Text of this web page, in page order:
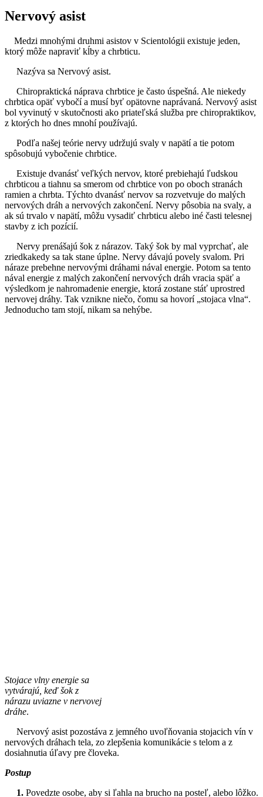
Nervový asist
Medzi mnohými druhmi asistov v Scientológii existuje jeden,
ktorý môže napraviť kĺby a chrbticu.
Nazýva sa Nervový asist.
Chiropraktická náprava chrbtice je často úspešná. Ale niekedy
chrbtica opäť vybočí a musí byť opätovne naprávaná. Nervový asist
bol vyvinutý v skutočnosti ako priateľská služba pre chiropraktikov,
z ktorých ho dnes mnohí používajú.
Podľa našej teórie nervy udržujú svaly v napätí a tie potom
spôsobujú vybočenie chrbtice.
Existuje dvanásť veľkých nervov, ktoré prebiehajú ľudskou
chrbticou a tiahnu sa smerom od chrbtice von po oboch stranách
ramien a chrbta. Týchto dvanásť nervov sa rozvetvuje do malých
nervových dráh a nervových zakončení. Nervy pôsobia na svaly, a
ak sú trvalo v napätí, môžu vysadiť chrbticu alebo iné časti telesnej
stavby z ich pozícií.
Nervy prenášajú šok z nárazov. Taký šok by mal vyprchať, ale
zriedkakedy sa tak stane úplne. Nervy dávajú povely svalom. Pri
náraze prebehne nervovými dráhami nával energie. Potom sa tento
nával energie z malých zakončení nervových dráh vracia späť a
výsledkom je nahromadenie energie, ktorá zostane stáť uprostred
nervovej dráhy. Tak vznikne niečo, čomu sa hovorí „stojaca vlna“.
Jednoducho tam stojí, nikam sa nehýbe.
Stojace vlny energie sa
vytvárajú, keď šok z
nárazu uviazne v nervovej
dráhe.
Nervový asist pozostáva z jemného uvoľňovania stojacich vín v
nervových dráhach tela, zo zlepšenia komunikácie s telom a z
dosiahnutia úľavy pre človeka.
Postup
1. Povedzte osobe, aby si ľahla na brucho na posteľ, alebo lôžko.